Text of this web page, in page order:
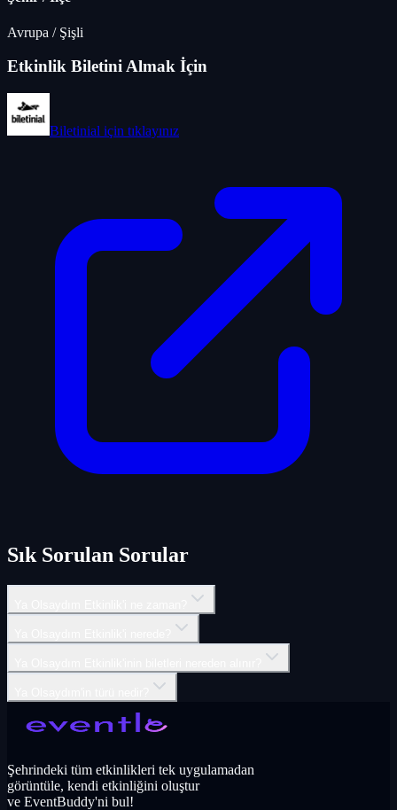
Avrupa / Şişli
Etkinlik Biletini Almak İçin
Biletinial için tıklayınız
Sık Sorulan Sorular
Şehrindeki tüm etkinlikleri tek uygulamadan
görüntüle, kendi etkinliğini oluştur
ve EventBuddy'ni bul!